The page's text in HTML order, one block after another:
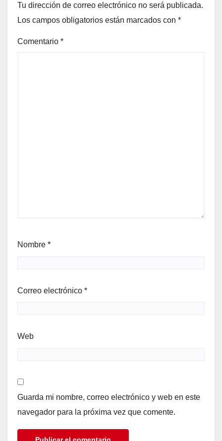
Tu dirección de correo electrónico no será publicada.
Los campos obligatorios están marcados con *
Comentario *
Nombre *
Correo electrónico *
Web
Guarda mi nombre, correo electrónico y web en este
navegador para la próxima vez que comente.